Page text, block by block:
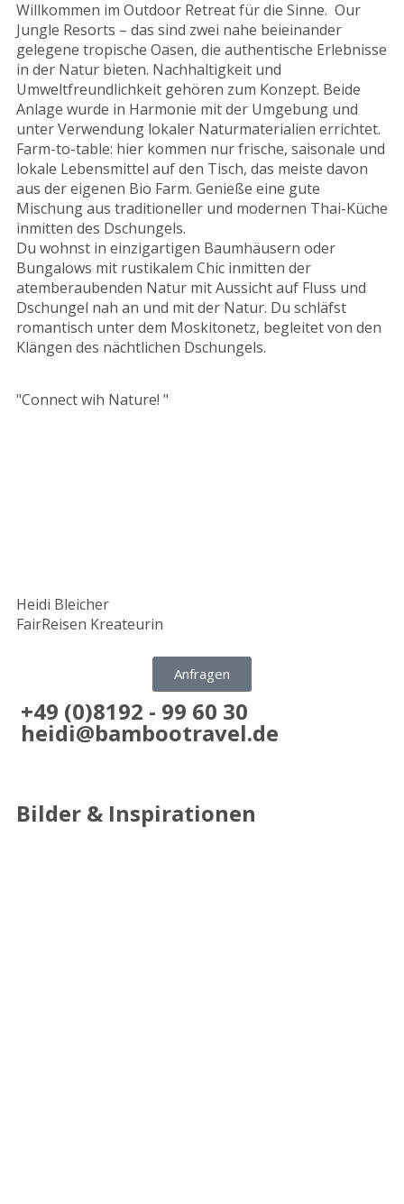
Willkommen im Outdoor Retreat für die Sinne. Our
Jungle Resorts – das sind zwei nahe beieinander
gelegene tropische Oasen, die authentische Erlebnisse
in der Natur bieten. Nachhaltigkeit und
Umweltfreundlichkeit gehören zum Konzept. Beide
Anlage wurde in Harmonie mit der Umgebung und
unter Verwendung lokaler Naturmaterialien errichtet.
Farm-to-table: hier kommen nur frische, saisonale und
lokale Lebensmittel auf den Tisch, das meiste davon
aus der eigenen Bio Farm. Genieße eine gute
Mischung aus traditioneller und modernen Thai-Küche
inmitten des Dschungels.
Du wohnst in einzigartigen Baumhäusern oder
Bungalows mit rustikalem Chic inmitten der
atemberaubenden Natur mit Aussicht auf Fluss und
Dschungel nah an und mit der Natur. Du schläfst
romantisch unter dem Moskitonetz, begleitet von den
Klängen des nächtlichen Dschungels.
"Connect wih Nature! "
Heidi Bleicher
FairReisen Kreateurin
Anfragen
+49 (0)8192 - 99 60 30
heidi@bambootravel.de
Bilder & Inspirationen